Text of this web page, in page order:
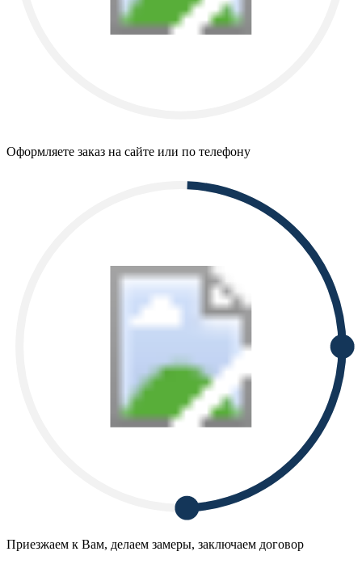
Оформляете заказ на сайте или по телефону
Приезжаем к Вам, делаем замеры, заключаем договор